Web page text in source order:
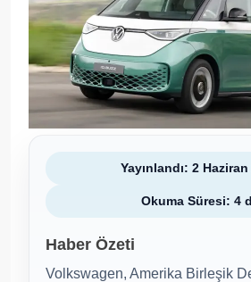
Yayınlandı: 2
Okuma Süresi: 4
Haber Özeti
Volkswagen, Amerika Birleşik